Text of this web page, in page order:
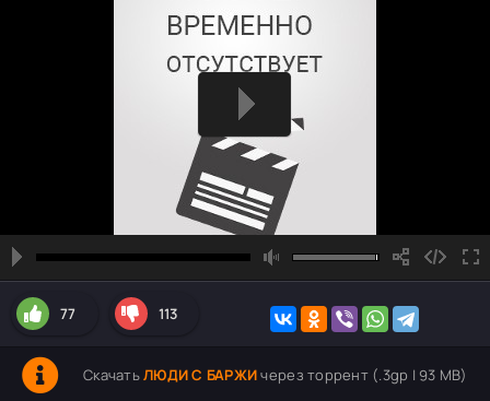
77 113
СкачатьЛЮДИ С БАРЖИчерез торрент (.3gp | 93 MB)